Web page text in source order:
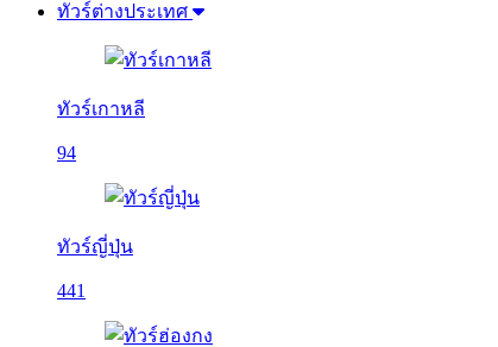
ทัวร์ต่างประเทศ
ทัวร์เกาหลี
94
ทัวร์ญี่ปุ่น
441